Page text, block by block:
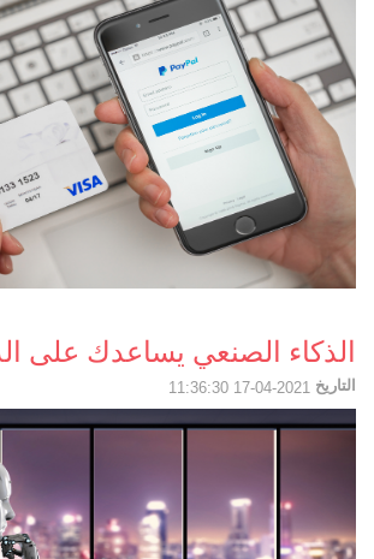
الذكاء الصنعي يساعدك على
التاريخ